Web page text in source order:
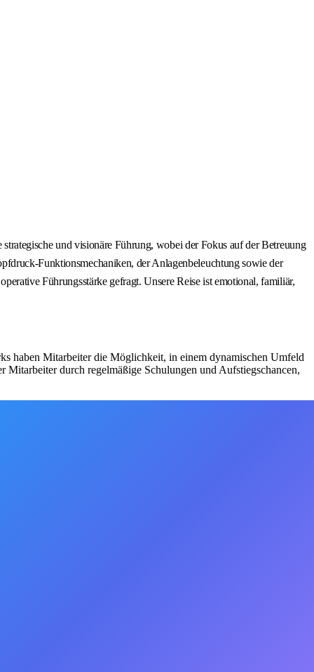
und visionäre Führung, wobei der Fokus auf der Betreuung
Funktionsmechaniken, der Anlagenbeleuchtung sowie der
Führungsstärke gefragt. Unsere Reise ist emotional, familiär,
haben Mitarbeiter die Möglichkeit, in einem dynamischen Umfeld
durch regelmäßige Schulungen und Aufstiegschancen,